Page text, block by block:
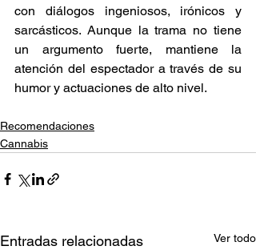
con diálogos ingeniosos, irónicos y
sarcásticos. Aunque la trama no tiene
un argumento fuerte, mantiene la
atención del espectador a través de su
humor y actuaciones de alto nivel.
Recomendaciones
Cannabis
Entradas relacionadas Ver todo